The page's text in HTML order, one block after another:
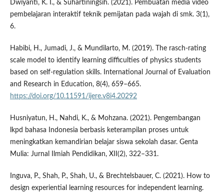
Dwiyanti, K. I., & Suhartiningsih. (2021). Pembuatan media video
pembelajaran interaktif teknik pemijatan pada wajah di smk. 3(1),
6.
Habibi, H., Jumadi, J., & Mundilarto, M. (2019). The rasch-rating
scale model to identify learning difficulties of physics students
based on self-regulation skills. International Journal of Evaluation
and Research in Education, 8(4), 659–665.
https://doi.org/10.11591/ijere.v8i4.20292
Husniyatun, H., Nahdi, K., & Mohzana. (2021). Pengembangan
lkpd bahasa Indonesia berbasis keterampilan proses untuk
meningkatkan kemandirian belajar siswa sekolah dasar. Genta
Mulia: Jurnal Ilmiah Pendidikan, XII(2), 322–331.
Inguva, P., Shah, P., Shah, U., & Brechtelsbauer, C. (2021). How to
design experiential learning resources for independent learning.